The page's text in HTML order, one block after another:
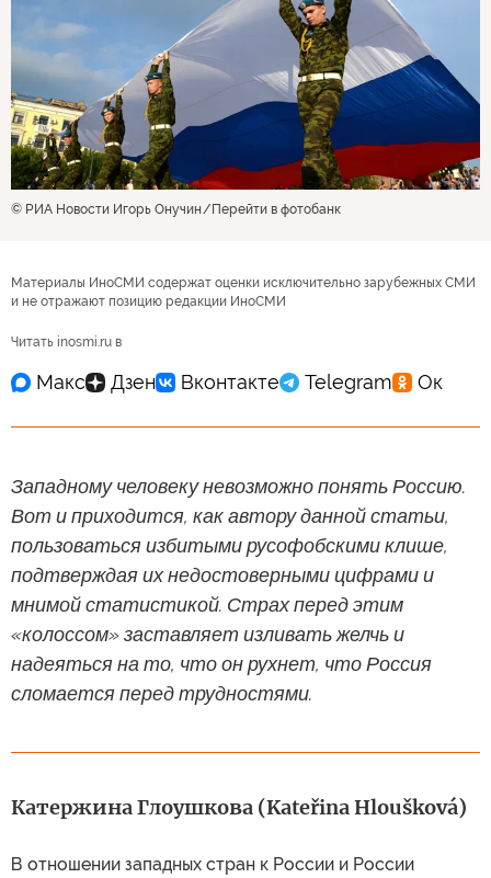
© РИА Новости Игорь Онучин Перейти в фотобанк
Материалы ИноСМИ содержат оценки исключительно зарубежных СМИ
и не отражают позицию редакции ИноСМИ
Читать inosmi.ru в
Западному человеку невозможно понять Россию.
Вот и приходится, как автору данной статьи,
пользоваться избитыми русофобскими клише,
подтверждая их недостоверными цифрами и
мнимой статистикой. Страх перед этим
«колоссом» заставляет изливать желчь и
надеяться на то, что он рухнет, что Россия
сломается перед трудностями.
Катержина Глоушкова (Kateřina Hloušková)
В отношении западных стран к России и России